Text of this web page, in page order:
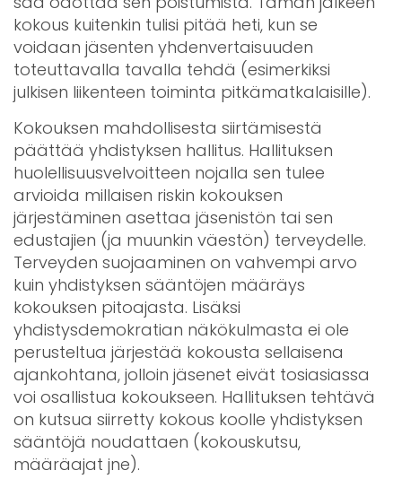
kokous kuitenkin tulisi pitää heti, kun se
voidaan jäsenten yhdenvertaisuuden
toteuttavalla tavalla tehdä (esimerkiksi
julkisen liikenteen toiminta pitkämatkalaisille).
Kokouksen mahdollisesta siirtämisestä
päättää yhdistyksen hallitus. Hallituksen
huolellisuusvelvoitteen nojalla sen tulee
arvioida millaisen riskin kokouksen
järjestäminen asettaa jäsenistön tai sen
edustajien (ja muunkin väestön) terveydelle.
Terveyden suojaaminen on vahvempi arvo
kuin yhdistyksen sääntöjen määräys
kokouksen pitoajasta. Lisäksi
yhdistysdemokratian näkökulmasta ei ole
perusteltua järjestää kokousta sellaisena
ajankohtana, jolloin jäsenet eivät tosiasiassa
voi osallistua kokoukseen. Hallituksen tehtävä
on kutsua siirretty kokous koolle yhdistyksen
sääntöjä noudattaen (kokouskutsu,
määräajat jne).